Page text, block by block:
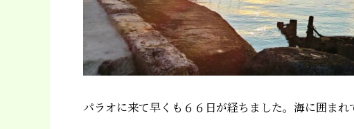
パラオに来て早くも６６日が経ちました。海に囲まれ